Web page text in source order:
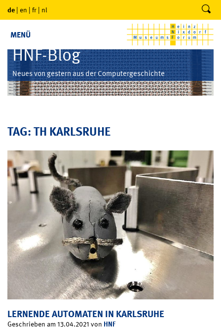
de | en | fr | nl
MENÜ
HNF-Blog
Neues von gestern aus der Computergeschichte
TAG: TH KARLSRUHE
LERNENDE AUTOMATEN IN KARLSRUHE
Geschrieben am 13.04.2021 von HNF